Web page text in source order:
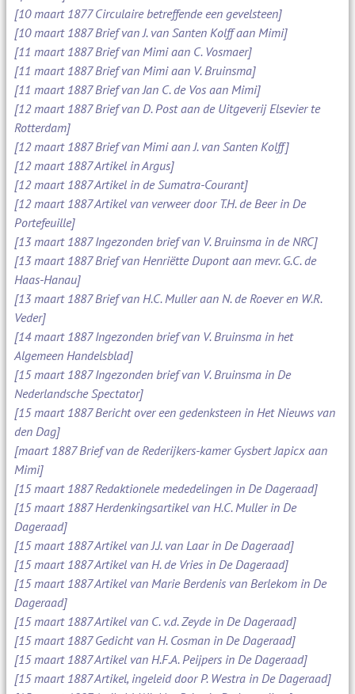
[10 maart 1877 Circulaire betreffende een gevelsteen]
[10 maart 1887 Brief van J. van Santen Kolff aan Mimi]
[11 maart 1887 Brief van Mimi aan C. Vosmaer]
[11 maart 1887 Brief van Mimi aan V. Bruinsma]
[11 maart 1887 Brief van Jan C. de Vos aan Mimi]
[12 maart 1887 Brief van D. Post aan de Uitgeverij Elsevier te
Rotterdam]
[12 maart 1887 Brief van Mimi aan J. van Santen Kolff]
[12 maart 1887 Artikel in Argus]
[12 maart 1887 Artikel in de Sumatra-Courant]
[12 maart 1887 Artikel van verweer door T.H. de Beer in De
Portefeuille]
[13 maart 1887 Ingezonden brief van V. Bruinsma in de NRC]
[13 maart 1887 Brief van Henriëtte Dupont aan mevr. G.C. de
Haas-Hanau]
[13 maart 1887 Brief van H.C. Muller aan N. de Roever en W.R.
Veder]
[14 maart 1887 Ingezonden brief van V. Bruinsma in het
Algemeen Handelsblad]
[15 maart 1887 Ingezonden brief van V. Bruinsma in De
Nederlandsche Spectator]
[15 maart 1887 Bericht over een gedenksteen in Het Nieuws van
den Dag]
[maart 1887 Brief van de Rederijkers-kamer Gysbert Japicx aan
Mimi]
[15 maart 1887 Redaktionele mededelingen in De Dageraad]
[15 maart 1887 Herdenkingsartikel van H.C. Muller in De
Dageraad]
[15 maart 1887 Artikel van J.J. van Laar in De Dageraad]
[15 maart 1887 Artikel van H. de Vries in De Dageraad]
[15 maart 1887 Artikel van Marie Berdenis van Berlekom in De
Dageraad]
[15 maart 1887 Artikel van C. v.d. Zeyde in De Dageraad]
[15 maart 1887 Gedicht van H. Cosman in De Dageraad]
[15 maart 1887 Artikel van H.F.A. Peijpers in De Dageraad]
[15 maart 1887 Artikel, ingeleid door P. Westra in De Dageraad]